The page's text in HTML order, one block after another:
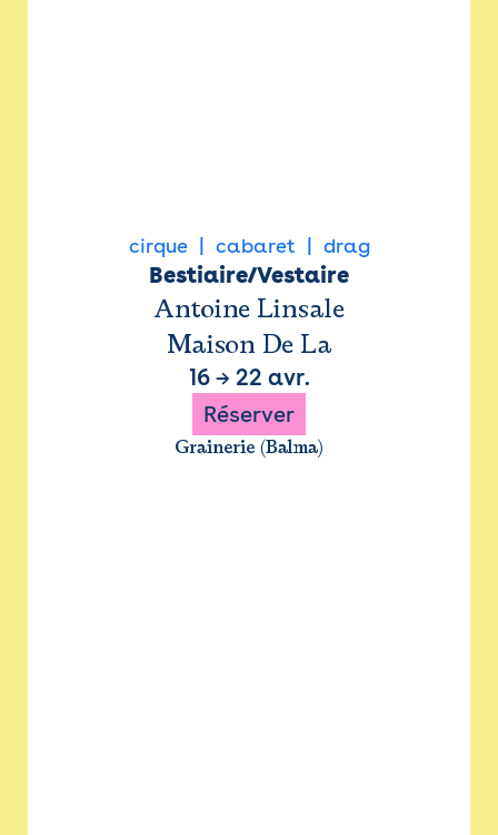
cirque cabaret drag
Bestiaire/Vestaire
Antoine Linsale
Maison De La
16→ 22 avr.
Réserver
Grainerie (Balma)